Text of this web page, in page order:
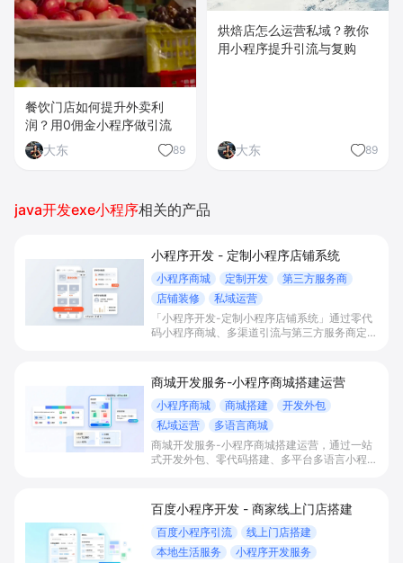
餐饮门店如何提升外卖利
润？用0佣金小程序做引流
大东
89
烘焙店怎么运营私域？教你
用小程序提升引流与复购
大东 89
java开发exe小程序相关的产品
小程序开发 - 定制小程序店铺系统
小程序商城 定制开发
第三方服务商
店铺装修
私域运营
「小程序开发-定制小程序店铺系统」通过零代
码小程序商城、多渠道引流与第三方服务商定制
私域运营场景，提升获客与复购，实现线上生意
增长。
商城开发服务-小程序商城搭建运营
小程序商城 商城搭建
开发外包
私域运营
多语言商城
商城开发服务-小程序商城搭建运营，通过一站
式开发外包、零代码搭建、多平台多语言小程序
实现低成本获客、提升复购与业绩增长。
百度小程序开发 - 商家线上门店搭建
百度小程序引流
线上门店搭建
本地生活服务
小程序开发服务